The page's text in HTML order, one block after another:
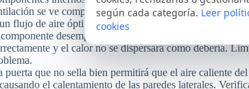
se ve comprometida, lo que lleva al
flujo de aire óptimo.
desempeña un papel clave en el ciclo de
y el calor no se dispersará como debería.
puerta que no sella bien permitirá que el aire caliente
el calentamiento de las paredes laterales.
según cada categoría. Leer
cookies